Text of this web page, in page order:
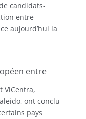
candidats-
entre
aujourd’hui la
entre
ViCentra,
ont conclu
pays